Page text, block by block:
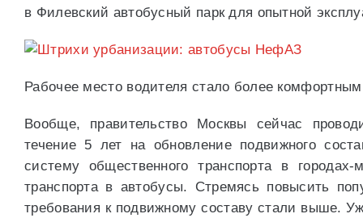
в Филевский автобусный парк для опытной
Рабочее место водителя стало более комфортным
Вообще, правительство Москвы сейчас
течение 5 лет на обновление подвижного
систему общественного транспорта в
транспорта в автобусы. Стремясь повысить
требования к подвижному составу стали выше.